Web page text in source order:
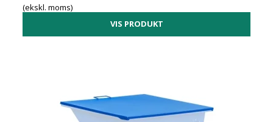
(ekskl. moms)
VIS PRODUKT